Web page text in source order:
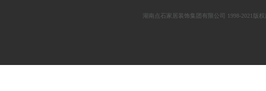
湖南点石家居装饰集团有限公司 1998-2021 版